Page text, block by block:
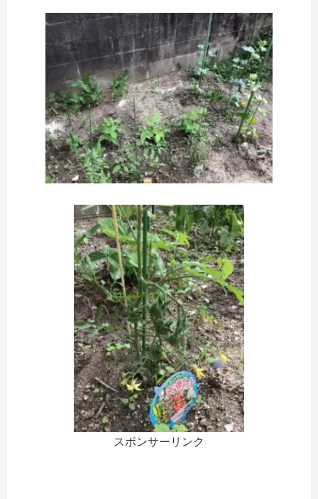
スポンサーリンク